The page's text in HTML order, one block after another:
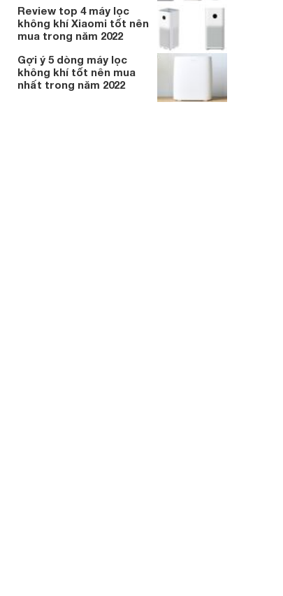
Review top 4 máy lọc
không khí Xiaomi tốt nên
mua trong năm 2022
Gợi ý 5 dòng máy lọc
không khí tốt nên mua
nhất trong năm 2022